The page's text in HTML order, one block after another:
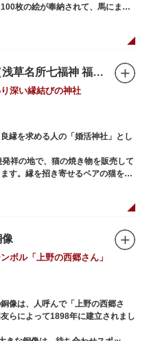
枚の絵が奉納されて、馬にまつ
今戸神社（浅草名所七福神 福禄寿）
深い縁結びの神社
縁を求める人の「婚活神社」とし
祥の地で、猫の焼き物を販売して
す。縁を招き寄せるペアの猫をモ
・義家父子が祈願し鎌倉の鶴ヶ丘
碑も佇んでいます。また、浅草名
詣りの参拝客でも賑わうスポット
ボル「上野の西郷さん」
像は、人呼んで「上野の西郷さ
らによって1898年に建立されまし